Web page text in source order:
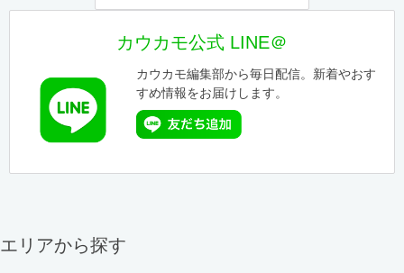
カウカモ公式 LINE＠
カウカモ編集部から毎日配信。新着やおす
すめ情報をお届けします。
エリアから探す